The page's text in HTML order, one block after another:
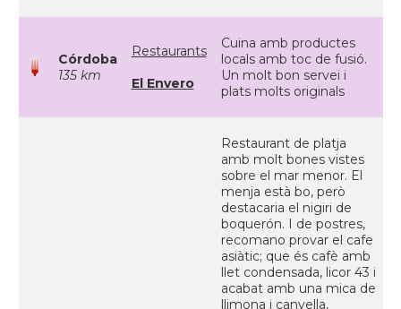
Córdoba
135 km
Restaurants
El Envero
Cuina amb productes
locals amb toc de fusió.
Un molt bon servei i
plats molts originals
Restaurant de platja
amb molt bones vistes
sobre el mar menor. El
menja està bo, però
destacaria el nigiri de
boquerón. I de postres,
recomano provar el cafe
asiàtic; que és cafè amb
llet condensada, licor 43 i
acabat amb una mica de
llimona i canyella,